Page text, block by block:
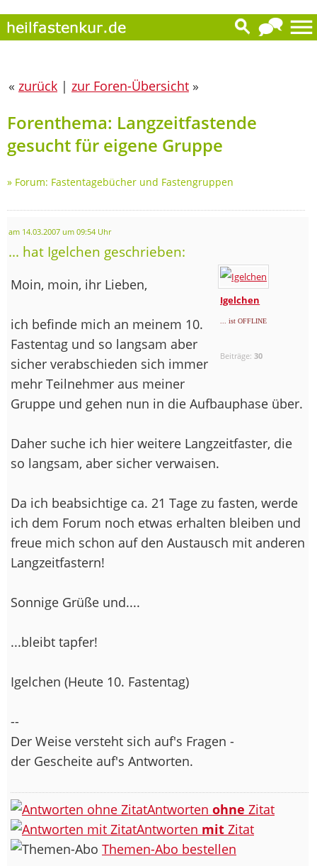
« zurück | zur Foren-Übersicht »
Forenthema: Langzeitfastende
gesucht für eigene Gruppe
» Forum: Fastentagebücher und Fastengruppen
am 14.03.2007 um 09:54 Uhr
... hat Igelchen geschrieben:
Igelchen
... ist OFFLINE
Beiträge:30
Moin, moin, ihr Lieben,
ich befinde mich an meinem 10.
Fastentag und so langsam aber
sicher verabschieden sich immer
mehr Teilnehmer aus meiner
Gruppe und gehen nun in die Aufbauphase über.
Daher suche ich hier weitere Langzeitfaster, die
so langsam, aber sicher verwaisen.
Da ich beabsichtige ca. 21 Tage zu fasten, werde
ich dem Forum noch etwas erhalten bleiben und
freue mich schon auf den Austausch mit anderen
Langzeitfastern!
Sonnige Grüße und....
...bleibt tapfer!
Igelchen (Heute 10. Fastentag)
--
Der Weise versteht sich auf's Fragen -
der Gescheite auf's Antworten.
Antworten ohne Zitat
Antworten mit Zitat
Themen-Abo bestellen